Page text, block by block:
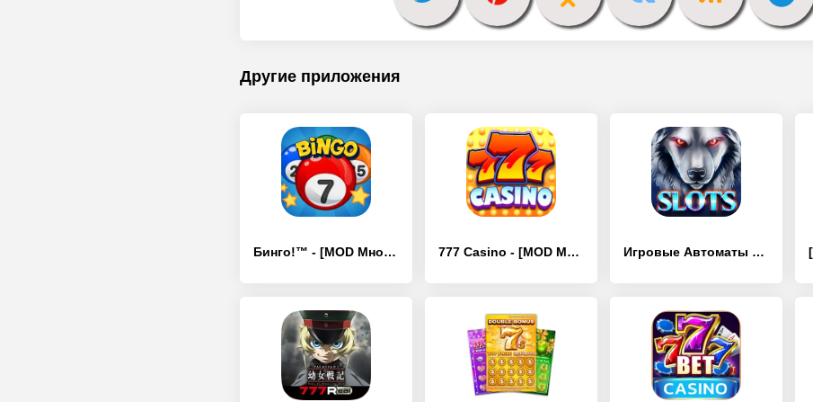
Другие приложения
Бинго!™ - [MOD Много монет] 777 Casino - [MOD Много монет] Игровые Автоматы Wolf Magic - [MOD Много монет]